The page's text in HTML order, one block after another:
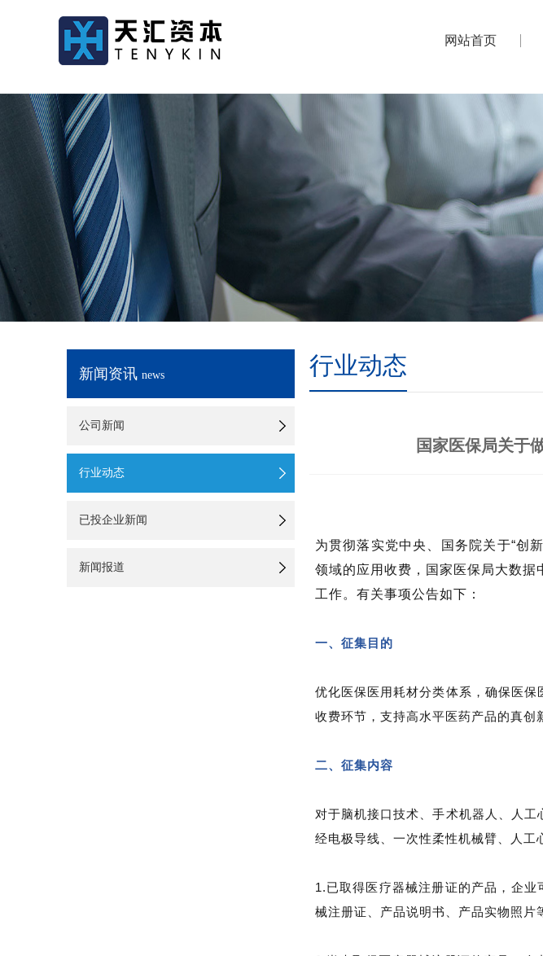
网站首页
新闻资讯 news
公司新闻
行业动态
已投企业新闻
新闻报道
行业动态
国家医保局关于
为贯彻落实党中央、国务院关于“创
领域的应用收费，国家医保局大数
工作。有关事项公告如下：
一、征集目的
优化医保医用耗材分类体系，确保医
收费环节，支持高水平医药产品的真创
二、征集内容
对于脑机接口技术、手术机器人、人
经电极导线、一次性柔性机械臂、人工
1.已取得医疗器械注册证的产品，企
械注册证、产品说明书、产品实物照片